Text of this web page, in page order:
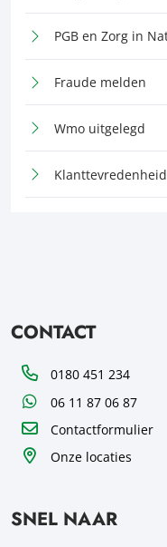
PGB en Zorg in
Fraude melden
Wmo uitgelegd
CONTACT
Telefoon0180 451 234
WhatsApp06 11 87 06 87
Contactformulier
Onze locaties
SNEL NAAR